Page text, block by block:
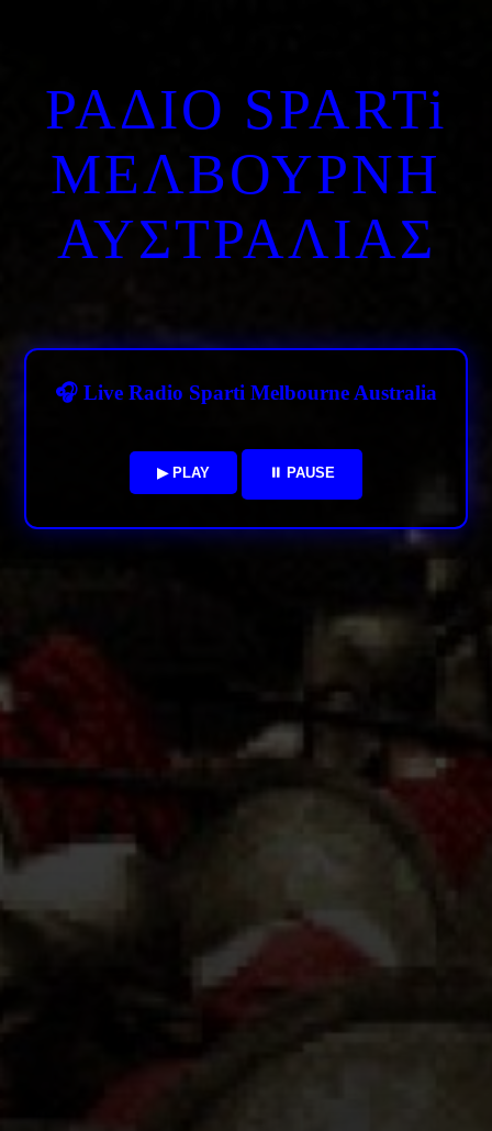
ΡΑΔΙΟ SPARTi
ΜΕΛΒΟΥΡΝΗ
ΑΥΣΤΡΑΛΙΑΣ
🎧 Live Radio Sparti Melbourne Australia
▶ PLAY ⏸ PAUSE